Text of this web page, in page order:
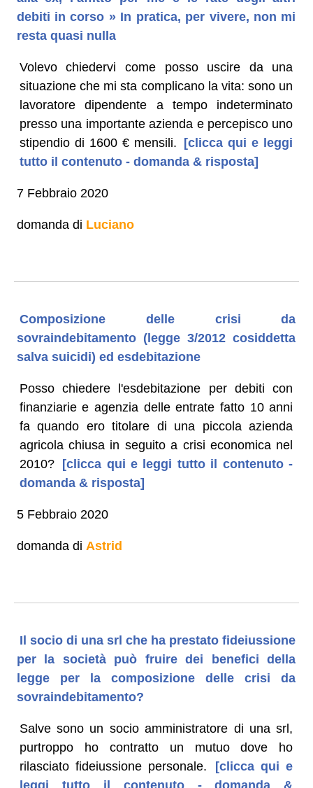
debiti in corso » In pratica, per vivere, non mi
resta quasi nulla
Volevo chiedervi come posso uscire da una
situazione che mi sta complicano la vita: sono un
lavoratore dipendente a tempo indeterminato
presso una importante azienda e percepisco uno
stipendio di 1600 € mensili. [clicca qui e leggi
tutto il contenuto - domanda & risposta]
7 Febbraio 2020
domanda di Luciano
Composizione delle crisi da
sovraindebitamento (legge 3/2012 cosiddetta
salva suicidi) ed esdebitazione
Posso chiedere l'esdebitazione per debiti con
finanziarie e agenzia delle entrate fatto 10 anni
fa quando ero titolare di una piccola azienda
agricola chiusa in seguito a crisi economica nel
2010?
[clicca qui e leggi tutto il contenuto -
domanda & risposta]
5 Febbraio 2020
domanda di Astrid
Il socio di una srl che ha prestato fideiussione
per la società può fruire dei benefici della
legge per la composizione delle crisi da
sovraindebitamento?
Salve sono un socio amministratore di una srl,
purtroppo ho contratto un mutuo dove ho
rilasciato fideiussione personale.
[clicca qui e
leggi tutto il contenuto - domanda &